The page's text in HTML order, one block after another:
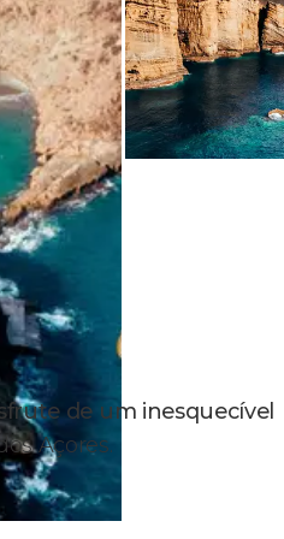
de um inesquecível
Açores.